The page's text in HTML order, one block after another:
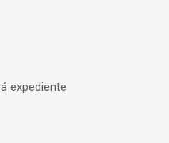
expediente